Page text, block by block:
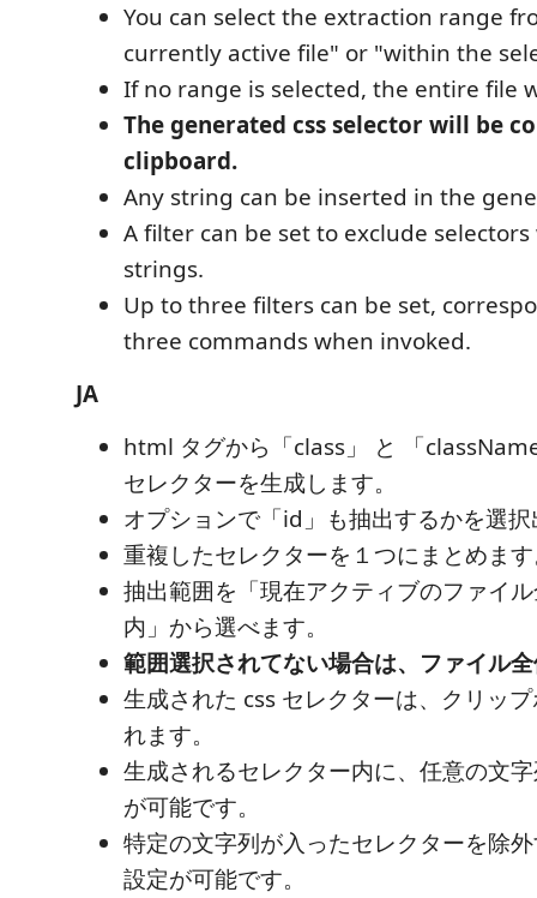
You can select the extraction range
currently active file" or "within the
If no range is selected, the entire file
The generated css selector will be
clipboard.
Any string can be inserted in the
A filter can be set to exclude
strings.
Up to three filters can be set,
three commands when invoked.
JA
html タグから「class」 と 「
セレクターを生成します。
オプションで「id」も抽出するかを選
重複したセレクターを１つにまとめま
抽出範囲を「現在アクティブのファイ
内」から選べます。
範囲選択されてない場合は、ファイル
生成された css セレクターは、クリッ
れます。
生成されるセレクター内に、任意の文
が可能です。
特定の文字列が入ったセレクターを除
設定が可能です。